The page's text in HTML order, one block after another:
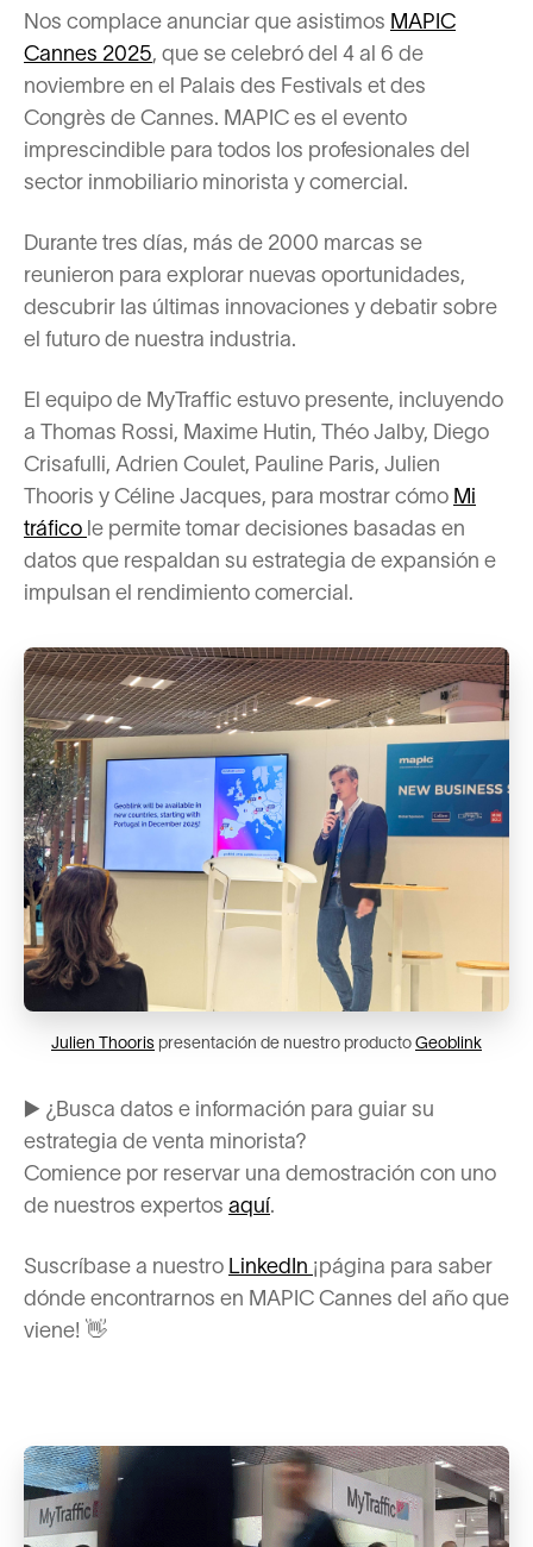
Nos complace anunciar que asistimos MAPIC
Cannes 2025, que se celebró del 4 al 6 de
noviembre en el Palais des Festivals et des
Congrès de Cannes. MAPIC es el evento
imprescindible para todos los profesionales del
sector inmobiliario minorista y comercial.
Durante tres días, más de 2000 marcas se
reunieron para explorar nuevas oportunidades,
descubrir las últimas innovaciones y debatir sobre
el futuro de nuestra industria.
El equipo de MyTraffic estuvo presente, incluyendo
a Thomas Rossi, Maxime Hutin, Théo Jalby, Diego
Crisafulli, Adrien Coulet, Pauline Paris, Julien
Thooris y Céline Jacques, para mostrar cómo Mi
tráfico le permite tomar decisiones basadas en
datos que respaldan su estrategia de expansión e
impulsan el rendimiento comercial.
Julien Thooris presentación de nuestro productoGeoblink
▶️ ¿Busca datos e información para guiar su
estrategia de venta minorista?
Comience por reservar una demostración con uno
de nuestros expertos aquí.
Suscríbase a nuestro LinkedIn ¡página para saber
dónde encontrarnos en MAPIC Cannes del año que
viene! 👋